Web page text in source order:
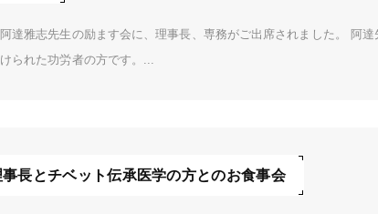
達雅志先生の励ます会に、理事長、専務がご出席されました。 阿
られた功労者の方です。...
事長とチベット伝承医学の方とのお食事会